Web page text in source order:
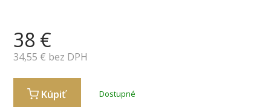
38 €
34,55 € bez DPH
Kúpiť Dostupné